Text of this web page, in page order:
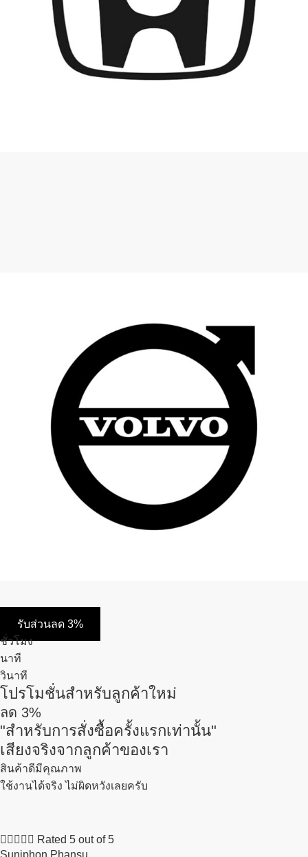
รับส่วนลด 3%
ชั่วโมง
นาที
วินาที
โปรโมชั่นสำหรับลูกค้าใหม่
ลด 3%
"สำหรับการสั่งซื้อครั้งแรกเท่านั้น"
เสียงจริงจากลูกค้าของเรา
สินค้าดีมีคุณภาพ
ใช้งานได้จริง ไม่ผิดหวังเลยครับ
     Rated 5 out of 5
Suniphon Phansu